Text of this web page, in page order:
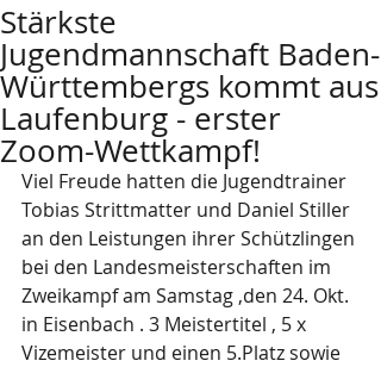
Stärkste
Jugendmannschaft Baden-
Württembergs kommt aus
Laufenburg - erster
Zoom-Wettkampf!
Viel Freude hatten die Jugendtrainer
Tobias Strittmatter und Daniel Stiller
an den Leistungen ihrer Schützlingen
bei den Landesmeisterschaften im
Zweikampf am Samstag ,den 24. Okt.
in Eisenbach . 3 Meistertitel , 5 x
Vizemeister und einen 5.Platz sowie